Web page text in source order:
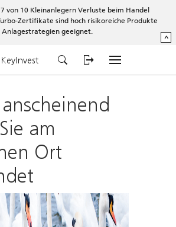
von 10 Kleinanlegern Verluste beim Handel
Zertifikate sind hoch risikoreiche Produkte
geeignet.
^
KeyInvest
am
Ort